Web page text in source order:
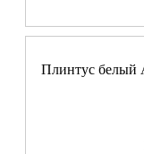
Плинтус белый